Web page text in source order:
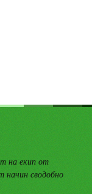
на екип от
начин сводобно